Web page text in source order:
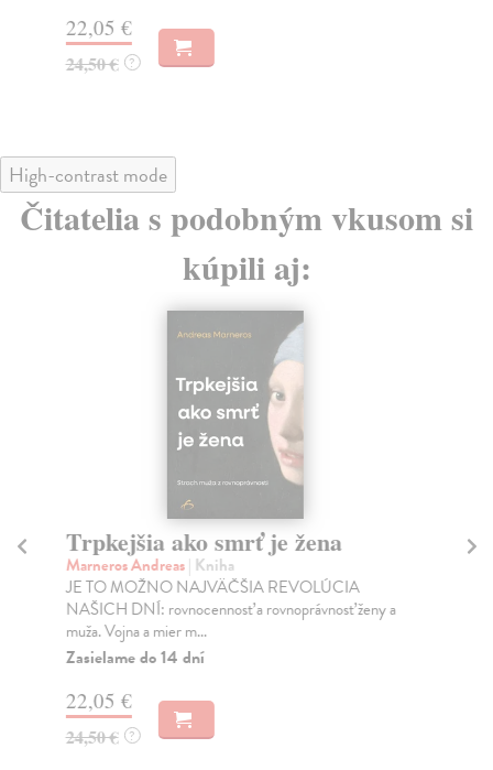
22,05 €
24,50 € ?
High-contrast mode
Čitatelia s podobným vkusom si
kúpili aj:
Trpkejšia ako smrť je žena
Marneros Andreas| Kniha
JE TO MOŽNO NAJVÄČŠIA REVOLÚCIA
NAŠICH DNÍ: rovnocennosť a rovnoprávnosť ženy a
muža. Vojna a mier m...
Zasielame do 14 dní
22,05 €
24,50 € ?